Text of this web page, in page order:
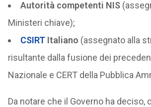
Autorità competenti NIS
Ministeri chiave);
CSIRTItaliano (assegnato alla
risultante dalla fusione dei
Nazionale e CERT della Pubblica
Da notare che il Governo ha deciso,